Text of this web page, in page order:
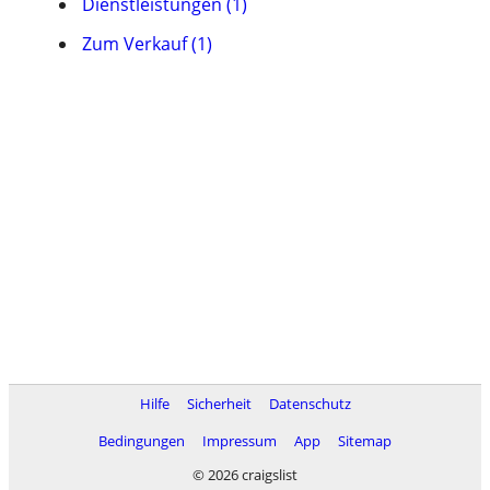
Zum Verkauf (1)
Hilfe Sicherheit
Datenschutz
Bedingungen
Impressum App
Sitemap
© 2026 craigslist